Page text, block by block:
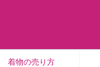
着物の売り方